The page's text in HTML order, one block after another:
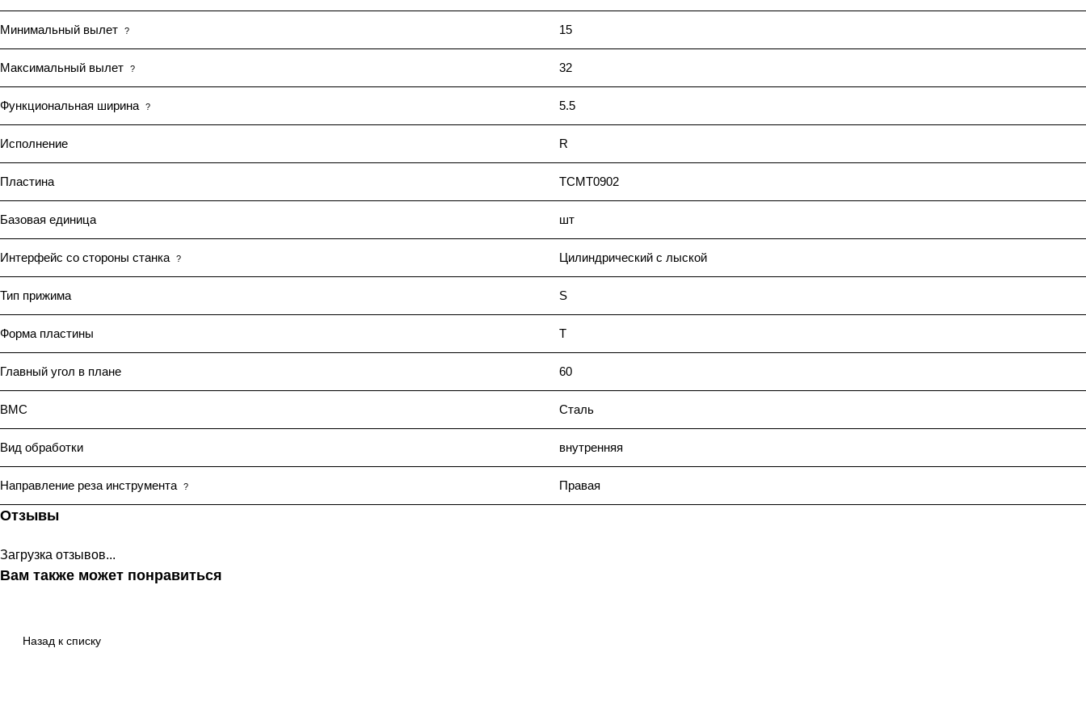
Минимальный вылет ? 15
Максимальный вылет ? 32
Функциональная ширина ? 5.5
Исполнение R
Пластина TCMT0902
Базовая единица шт
Интерфейс со стороны станка ? Цилиндрический с лыской
Тип прижима S
Форма пластины T
Главный угол в плане 60
BMC Сталь
Вид обработки внутренняя
Направление реза инструмента ? Правая
Отзывы
Загрузка отзывов...
Вам также может понравиться
Назад к списку